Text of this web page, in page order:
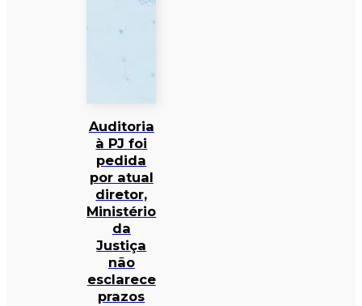
Auditoria
à PJ foi
pedida
por atual
diretor,
Ministério
da
Justiça
não
esclarece
prazos